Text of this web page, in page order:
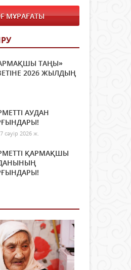
МҰРАҒАТЫ
ТАҢЫ»
2026 ЖЫЛДЫҢ
АУДАН
сәуір 2026 ж.
ҚАРМАҚШЫ